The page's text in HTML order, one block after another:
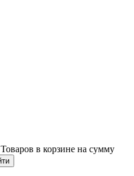
Товаров в корзине на сумму